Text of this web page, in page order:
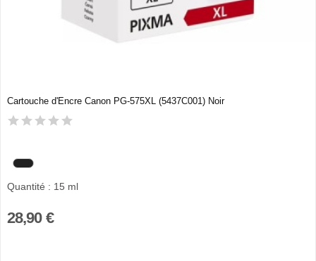
Cartouche d'Encre Canon PG-575XL (5437C001) Noir
Quantité : 15 ml
28,90 €